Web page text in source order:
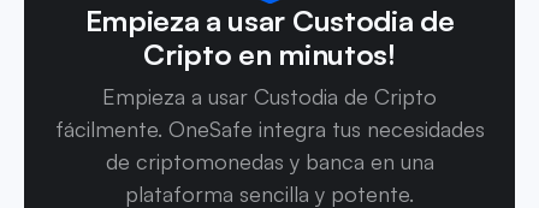
Empieza a usar Custodia de
Cripto en minutos!
Empieza a usar Custodia de Cripto
fácilmente. OneSafe integra tus necesidades
de criptomonedas y banca en una
plataforma sencilla y potente.